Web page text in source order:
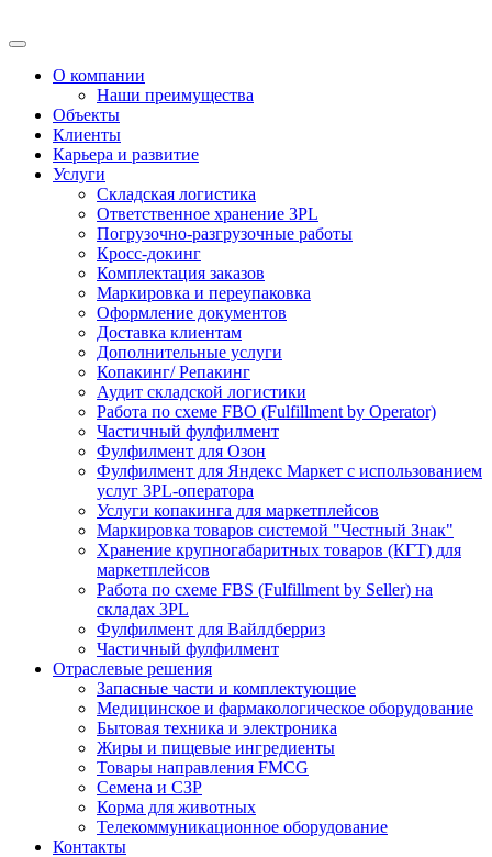
О компании
Наши преимущества
Объекты
Клиенты
Карьера и развитие
Услуги
Складская логистика
Ответственное хранение 3PL
Погрузочно-разгрузочные работы
Кросс-докинг
Комплектация заказов
Маркировка и переупаковка
Оформление документов
Доставка клиентам
Дополнительные услуги
Копакинг/ Репакинг
Аудит складской логистики
Работа по схеме FBO (Fulfillment by Operator)
Частичный фулфилмент
Фулфилмент для Озон
Фулфилмент для Яндекс Маркет с использованием
услуг 3PL-оператора
Услуги копакинга для маркетплейсов
Маркировка товаров системой "Честный Знак"
Хранение крупногабаритных товаров (КГТ) для
маркетплейсов
Работа по схеме FBS (Fulfillment by Seller) на
складах 3PL
Фулфилмент для Вайлдберриз
Частичный фулфилмент
Отраслевые решения
Запасные части и комплектующие
Медицинское и фармакологическое оборудование
Бытовая техника и электроника
Жиры и пищевые ингредиенты
Товары направления FMCG
Семена и СЗР
Корма для животных
Телекоммуникационное оборудование
Контакты